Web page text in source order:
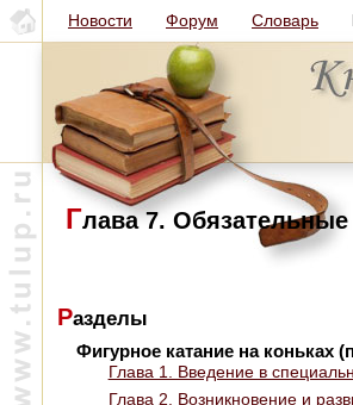
Новости Форум Словарь
Глава 7.
Разделы
Фигурное катание на
Глава 1. Введение в
Глава 2. Возникновение и